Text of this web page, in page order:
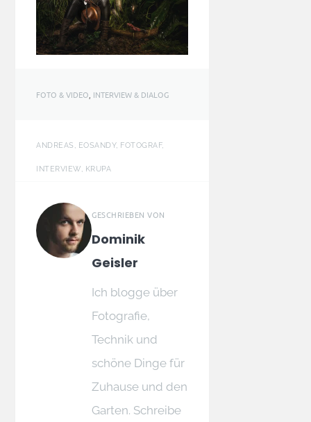
FOTO & VIDEO INTERVIEW & DIALOG
ANDREAS, EOSANDY, FOTOGRAF,
INTERVIEW, KRUPA
GESCHRIEBEN VON
Dominik
Geisler
Ich blogge über
Fotografie,
Technik und
schöne Dinge für
Zuhause und den
Garten. Schreibe